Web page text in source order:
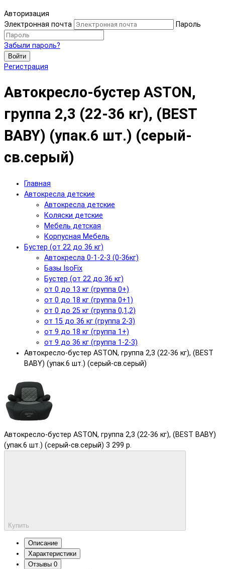
Авторизация
Электронная почта
Пароль
Забыли пароль?
Войти
Регистрация
Автокресло-бустер ASTON,
группа 2,3 (22-36 кг), (BEST
BABY) (упак.6 шт.) (серый-
св.серый)
Главная
Автокресла детские
Автокресла детские
Коляски детские
Мебель детская
Корпусная Мебель
Бустер (от 22 до 36 кг)
Автокресла 0-1-2-3 (0-36кг)
Базы IsoFix
Бустер (от 22 до 36 кг)
от 0 до 13 кг (группа 0+)
от 0 до 18 кг (группа 0+1)
от 0 до 25 кг (группа 0,1,2)
от 15 до 36 кг (группа 2-3)
от 9 до 18 кг (группа 1+)
от 9 до 36 кг (группа 1-2-3)
Автокресло-бустер ASTON, группа 2,3 (22-36 кг), (BEST
BABY) (упак.6 шт.) (серый-св.серый)
Автокресло-бустер ASTON, группа 2,3 (22-36 кг), (BEST BABY)
(упак.6 шт.) (серый-св.серый) 3 299 р.
Купить
Описание
Характеристики
Отзывы 0